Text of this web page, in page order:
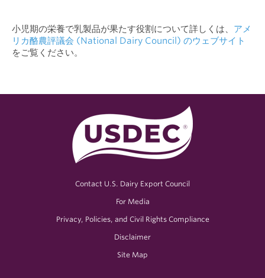
小児期の栄養で乳製品が果たす役割について詳しくは、 アメ
リカ酪農評議会 (National Dairy Council) のウェブサイト
をご覧ください。
Contact U.S. Dairy Export Council
For Media
Privacy, Policies, and Civil Rights Compliance
Disclaimer
Site Map